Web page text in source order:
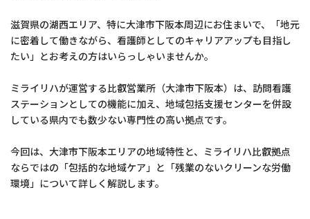
滋賀県の湖西エリア、特に大津市下阪本周辺にお住まいで、「地元
に密着して働きながら、看護師としてのキャリアアップも目指し
たい」とお考えの方はいらっしゃいませんか。
ミライリハが運営する比叡営業所（大津市下阪本）は、訪問看護
ステーションとしての機能に加え、地域包括支援センターを併設
している県内でも数少ない専門性の高い拠点です。
今回は、大津市下阪本エリアの地域特性と、ミライリハ比叡拠点
ならではの「包括的な地域ケア」と「残業のないクリーンな労働
環境」について詳しく解説します。